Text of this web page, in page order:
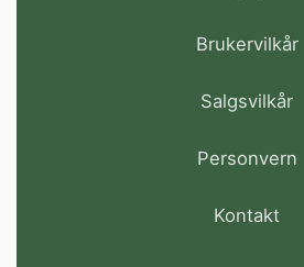
Brukervilkår
Salgsvilkår
Personvern
Kontakt